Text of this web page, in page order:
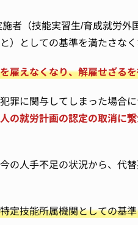
者（技能実習生/育成就労外
としての基準を満たさなく
雇えなくなり、解雇せざる
に関与してしまった場合に
の就労計画の認定の取消に
人手不足の状況から、代替
定技能所属機関としての基